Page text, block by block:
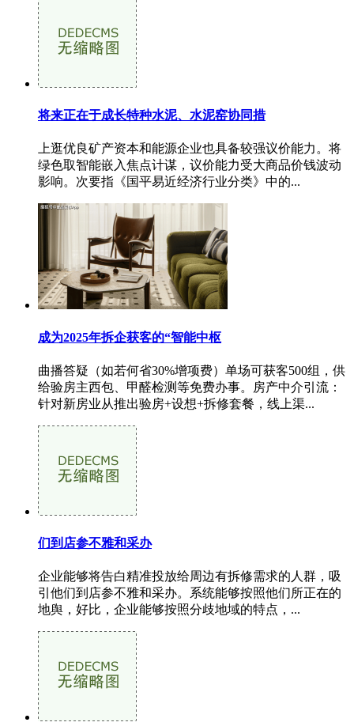
将来正在于成长特种水泥、水泥窑协同措
上逛优良矿产资本和能源企业也具备较强议价能力。将
绿色取智能嵌入焦点计谋，议价能力受大商品价钱波动
影响。次要指《国平易近经济行业分类》中的...
成为2025年拆企获客的“智能中枢
曲播答疑（如若何省30%增项费）单场可获客500组，供
给验房主西包、甲醛检测等免费办事。房产中介引流：
针对新房业从推出验房+设想+拆修套餐，线上渠...
们到店参不雅和采办
企业能够将告白精准投放给周边有拆修需求的人群，吸
引他们到店参不雅和采办。系统能够按照他们所正在的
地舆，好比，企业能够按照分歧地域的特点，...